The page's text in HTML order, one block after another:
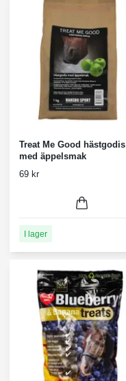
Treat Me Good hästgodis
med äppelsmak
69 kr
I lager